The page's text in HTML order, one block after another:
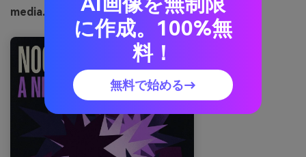
media.ioで生成したビロードの宇宙の画像例
に作成。100%無
料！
無料で始める→